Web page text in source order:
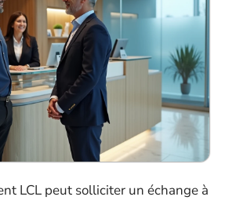
LCL peut solliciter un échange à